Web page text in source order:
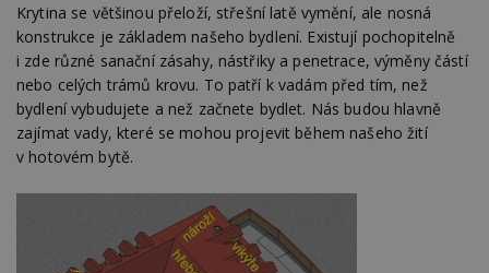
Krytina se většinou přeloží, střešní latě vymění, ale nosná
konstrukce je základem našeho bydlení. Existují pochopitelně
i zde různé sanační zásahy, nástřiky a penetrace, výměny částí
nebo celých trámů krovu. To patří k vadám před tím, než
bydlení vybudujete a než začnete bydlet. Nás budou hlavně
zajímat vady, které se mohou projevit během našeho žití
v hotovém bytě.